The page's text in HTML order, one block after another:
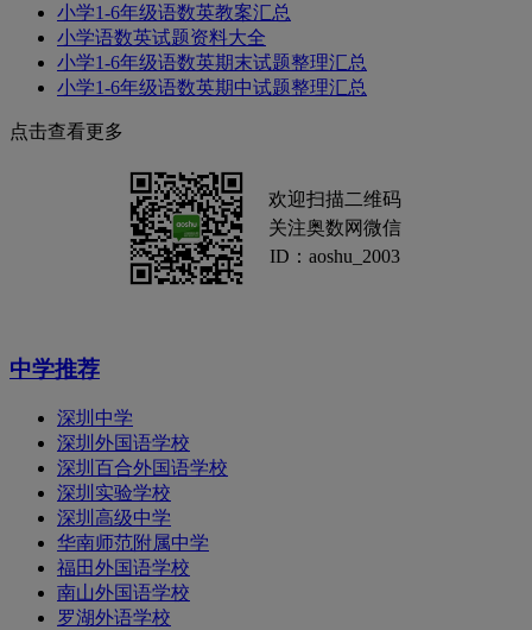
小学1-6年级语数英教案汇总
小学语数英试题资料大全
小学1-6年级语数英期末试题整理汇总
小学1-6年级语数英期中试题整理汇总
点击查看更多
欢迎扫描二维码
关注奥数网微信
ID：aoshu_2003
中学推荐
深圳中学
深圳外国语学校
深圳百合外国语学校
深圳实验学校
深圳高级中学
华南师范附属中学
福田外国语学校
南山外国语学校
罗湖外语学校